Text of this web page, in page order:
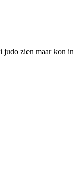
judo zien maar kon in